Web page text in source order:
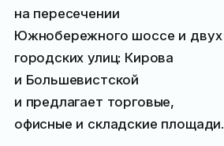
на пересечении
Южнобережного шоссе и двух
городских улиц: Кирова
и Большевистской
и предлагает торговые,
офисные и складские площади.